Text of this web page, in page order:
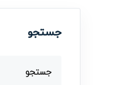
جستجو